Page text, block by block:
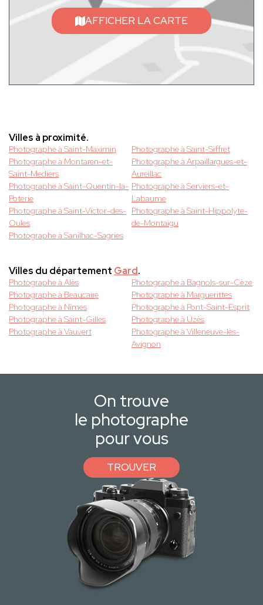
AFFICHER LA CARTE
Villes à proximité.
Photographe à Saint-Maximin
Photographe à Saint-Siffret
Photographe à Montaren-et-
Saint-Mediers
Photographe à Arpaillargues-et-
Aureillac
Photographe à Saint-Quentin-la-
Poterie
Photographe à Serviers-et-
Labaume
Photographe à Saint-Victor-des-
Oules
Photographe à Saint-Hippolyte-
de-Montaigu
Photographe à Sanilhac-Sagries
Villes du département Gard.
Photographe à Alès
Photographe à Bagnols-sur-Cèze
Photographe à Beaucaire
Photographe à Marguerittes
Photographe à Nîmes
Photographe à Pont-Saint-Esprit
Photographe à Saint-Gilles
Photographe à Uzès
Photographe à Vauvert
Photographe à Villeneuve-lès-
Avignon
On trouve
le photographe
pour vous
TROUVER